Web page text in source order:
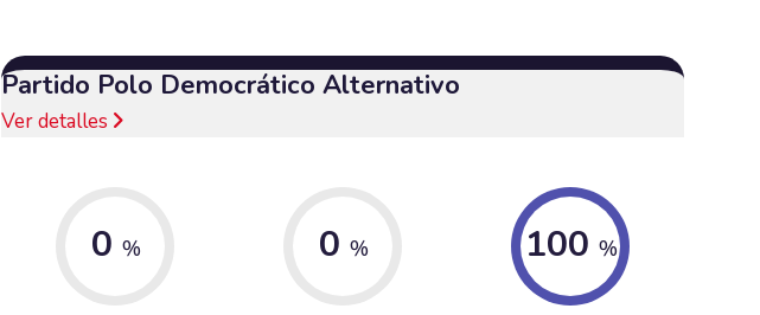
Partido Polo Democrático Alternativo
Ver detalles
0 % 0 % 100 %